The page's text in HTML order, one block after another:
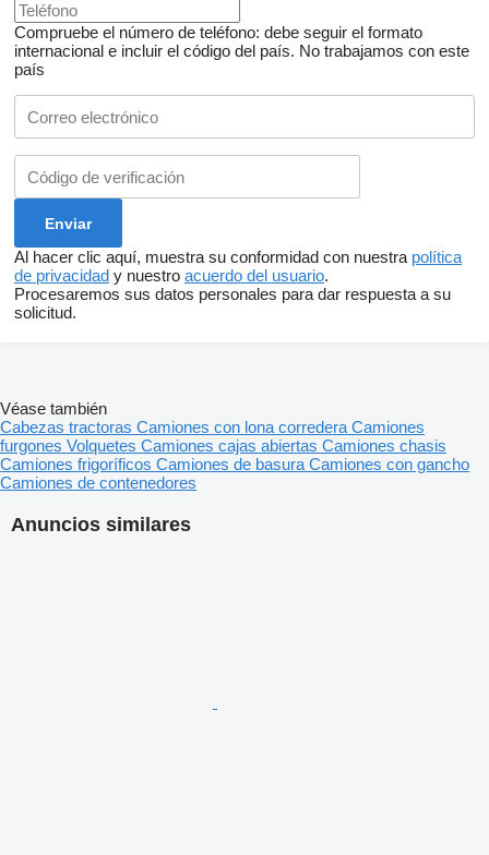
доставку.
Завдяки партнерській мережі магазинів Strans та власній
кур'єрській службі, наші клієнти мають можливість
отримати свій товар у будь якому місті України.
перерахунку.
Також компанія займається продажем вантажних авто,
причепів і напівпричепів та легкої комерційної техніки, має
власне СТО, відділ по ремонту КПП та Редукторів,
відновлення після ДТП, малярна камера, шиномонтаж та
мийка.
Пропонуємо Вашій увазі
ПАЛИВОПРОВІД РОЗПОДІЛЬНИЙ (РЕЙКА ПАЛИВА) DAF
XF106 EURO 6 – ОРИГІНАЛ З РОЗБОРКИ
Потрібно відновити паливну систему DAF XF106 Euro 6?
Пропонуємо оригінальний паливорозподільний трубопровід
(рейку палива) для двигунів PACCAR MX Euro 6. Деталь
знята з робочого автомобіля, у відмінному технічному стані:
без тріщин, вм’ятин чи корозії, посадочні місця рівні, різьби
ідеальні.
Compruebe el número de teléfono: debe seguir el formato
internacional e incluir el código del país. No trabajamos con este
país
Al hacer clic aquí, muestra su conformidad con nuestra política
de privacidad y nuestro acuerdo del usuario.
Procesaremos sus datos personales para dar respuesta a su
solicitud.
Anuncios similares
Véase también
Cabezas tractoras Camiones con lona corredera Camiones
furgones Volquetes Camiones cajas abiertas Camiones chasis
Camiones frigoríficos Camiones de basura Camiones con gancho
Camiones de contenedores